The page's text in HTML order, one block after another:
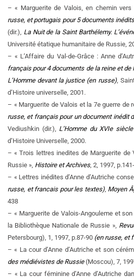
– « Marguerite de Valois, en chemin vers
russe, et portugais pour 5 documents
(dir.), La Nuit de la Saint Barthélemy.
Université étatique humanitaire de Russie,
– « L’Affaire du Val-de-Grâce : Anne
français pour 4 documents de la reine et de
L’Homme devant la justice (en russe),
d’Histoire universelle, 2001.
– « Marguerite de Valois et la 7e guerre de
russe, et français pour un document inédit
Vediushkin (dir.), L’Homme du XVIe siècle
d’Histoire Universelle, 2000.
– « Trois lettres inedites de Marguerite de
Russie », Histoire et Archives, 2, 1997,
– « Lettres inédites d’Anne d’Autriche
russe, et francais pour les textes), Moyen
438
– « Marguerite de Valois-Angouleme et
la Bibliothèque Nationale de Russie »,
Petersbourg), 1, 1997, p.87-90 (en russe, et
– « La cour d’Anne d’Autriche et son
des médiévistes de Russie(Moscou), 7,
– « La cour féminine d’Anne d’Autriche